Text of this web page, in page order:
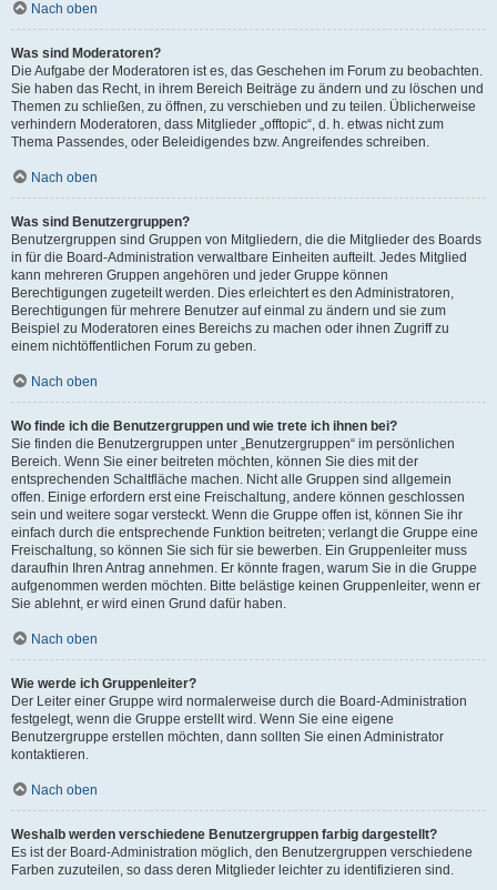
Nach oben
Was sind Moderatoren?
Die Aufgabe der Moderatoren ist es, das Geschehen im Forum zu beobachten.
Sie haben das Recht, in ihrem Bereich Beiträge zu ändern und zu löschen und
Themen zu schließen, zu öffnen, zu verschieben und zu teilen. Üblicherweise
verhindern Moderatoren, dass Mitglieder „offtopic“, d. h. etwas nicht zum
Thema Passendes, oder Beleidigendes bzw. Angreifendes schreiben.
Nach oben
Was sind Benutzergruppen?
Benutzergruppen sind Gruppen von Mitgliedern, die die Mitglieder des Boards
in für die Board-Administration verwaltbare Einheiten aufteilt. Jedes Mitglied
kann mehreren Gruppen angehören und jeder Gruppe können
Berechtigungen zugeteilt werden. Dies erleichtert es den Administratoren,
Berechtigungen für mehrere Benutzer auf einmal zu ändern und sie zum
Beispiel zu Moderatoren eines Bereichs zu machen oder ihnen Zugriff zu
einem nichtöffentlichen Forum zu geben.
Nach oben
Wo finde ich die Benutzergruppen und wie trete ich ihnen bei?
Sie finden die Benutzergruppen unter „Benutzergruppen“ im persönlichen
Bereich. Wenn Sie einer beitreten möchten, können Sie dies mit der
entsprechenden Schaltfläche machen. Nicht alle Gruppen sind allgemein
offen. Einige erfordern erst eine Freischaltung, andere können geschlossen
sein und weitere sogar versteckt. Wenn die Gruppe offen ist, können Sie ihr
einfach durch die entsprechende Funktion beitreten; verlangt die Gruppe eine
Freischaltung, so können Sie sich für sie bewerben. Ein Gruppenleiter muss
daraufhin Ihren Antrag annehmen. Er könnte fragen, warum Sie in die Gruppe
aufgenommen werden möchten. Bitte belästige keinen Gruppenleiter, wenn er
Sie ablehnt, er wird einen Grund dafür haben.
Nach oben
Wie werde ich Gruppenleiter?
Der Leiter einer Gruppe wird normalerweise durch die Board-Administration
festgelegt, wenn die Gruppe erstellt wird. Wenn Sie eine eigene
Benutzergruppe erstellen möchten, dann sollten Sie einen Administrator
kontaktieren.
Nach oben
Weshalb werden verschiedene Benutzergruppen farbig dargestellt?
Es ist der Board-Administration möglich, den Benutzergruppen verschiedene
Farben zuzuteilen, so dass deren Mitglieder leichter zu identifizieren sind.